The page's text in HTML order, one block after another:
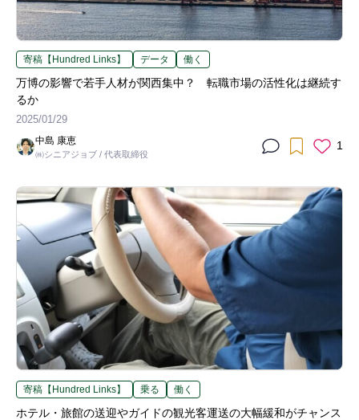
寄稿【Hundred Links】 データ 働く
万博の影響で若手人材が関西集中？ 転職市場の活性化は継続す
るか
2025/01/29
中島 康恵
㈱シニアジョブ / 代表取締役
1
寄稿【Hundred Links】 乗る 働く
ホテル・旅館の送迎やガイドの観光客運送の大幅緩和がチャンス